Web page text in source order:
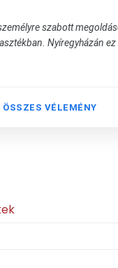
szabott
Nyíregyházán
ÖSSZES VÉLEMÉNY